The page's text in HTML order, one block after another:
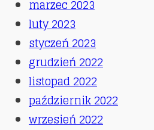
marzec 2023
luty 2023
styczeń 2023
grudzień 2022
listopad 2022
październik 2022
wrzesień 2022